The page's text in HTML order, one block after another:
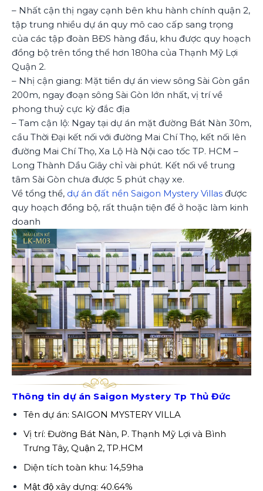
– Nhất cận thị ngay cạnh bên khu hành chính quận 2,
tập trung nhiều dự án quy mô cao cấp sang trọng
của các tập đoàn BĐS hàng đầu, khu được quy hoạch
đồng bộ trên tổng thể hơn 180ha của Thạnh Mỹ Lợi
Quận 2.
– Nhị cận giang: Mặt tiền dự án view sông Sài Gòn gần
200m, ngay đoạn sông Sài Gòn lớn nhất, vị trí về
phong thuỷ cực kỳ đắc địa
– Tam cận lộ: Ngay tại dự án mặt đường Bát Nàn 30m,
cầu Thời Đại kết nối với đường Mai Chí Thọ, kết nối lên
đường Mai Chí Thọ, Xa Lộ Hà Nội cao tốc TP. HCM –
Long Thành Dầu Giây chỉ vài phút. Kết nối về trung
tâm Sài Gòn chưa được 5 phút chạy xe.
Về tổng thể, dự án đất nền Saigon Mystery Villas được
quy hoạch đồng bộ, rất thuận tiện để ở hoặc làm kinh
doanh
Thông tin dự án Saigon Mystery Tp Thủ Đức
Tên dự án: SAIGON MYSTERY VILLA
Vị trí: Đường Bát Nàn, P. Thạnh Mỹ Lợi và Bình
Trưng Tây, Quận 2, TP.HCM
Diện tích toàn khu: 14,59ha
Mật độ xây dựng: 40.64%